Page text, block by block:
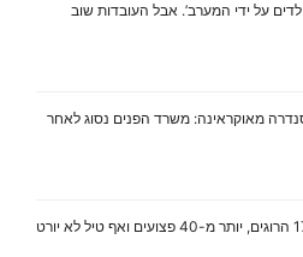
על ידי המערב’. אבל העובדות שוב
מאוקראינה: משרד הפנים נסוג לאחר